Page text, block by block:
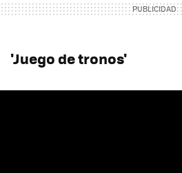
'Juego de tronos'